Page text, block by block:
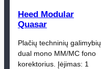
Heed Modular
Quasar
Plačių techninių galimybių,
dual mono MM/MC fono
korektorius. Įėjimas: 1